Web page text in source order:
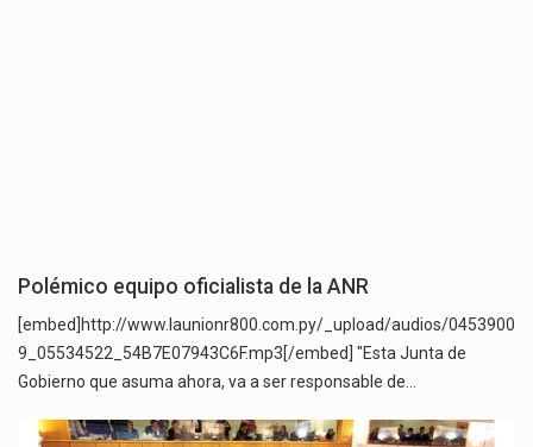
Polémico equipo oficialista de la ANR
[embed]http://www.launionr800.com.py/_upload/audios/0453900
9_05534522_54B7E07943C6F.mp3[/embed] "Esta Junta de
Gobierno que asuma ahora, va a ser responsable de…